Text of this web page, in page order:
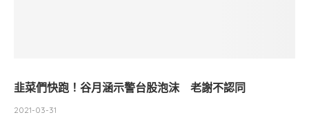
韭菜們快跑！谷月涵示警台股泡沫 老謝不認同
2021-03-31